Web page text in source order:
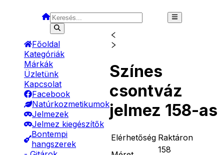
Főoldal
Kategóriák
Márkák
Üzletünk
Kapcsolat
Facebook
Natúrkozmetikumok
Jelmezek
Jelmez kiegészítők
Bontempi
hangszerek
Színes
csontváz
jelmez 158-as
Elérhetőség Raktáron
158